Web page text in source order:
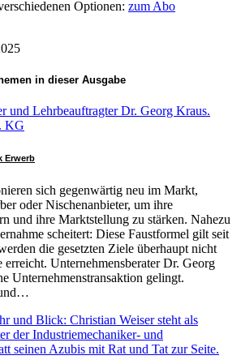
Optionen: zum Abo
in dieser Ausgabe
Erwerb
sich gegenwärtig neu im Markt,
oder Nischenanbieter, um ihre
und ihre Marktstellung zu stärken. Nahezu
scheitert: Diese Faustformel gilt seit
die gesetzten Ziele überhaupt nicht
erreicht. Unternehmensberater Dr. Georg
Unternehmenstransaktion gelingt.